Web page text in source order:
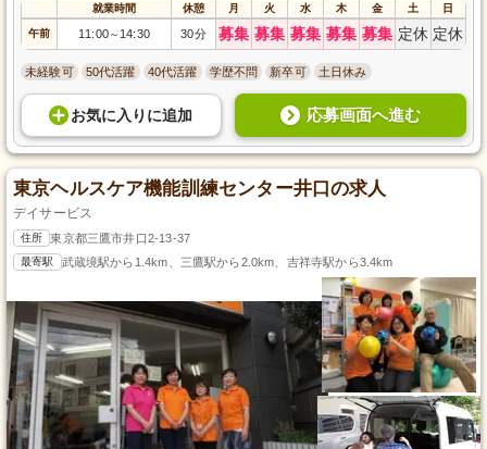
就業時間 休憩 月 火 水 木 金 土 日
午前 11:00～ 14:30 30分 募集 募集 募集 募集 募集 定休 定休
未経験可 50代活躍 40代活躍 学歴不問 新卒可 土日休み
お気に入り に追加 応募画面へ進む
東京ヘルスケア機能訓練センター井口の求人
デイサービス
住所 東京都三鷹市井口2-13-37
最寄駅 武蔵境駅から1.4km、三鷹駅から2.0km、吉祥寺駅から3.4km